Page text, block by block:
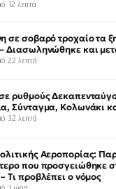
12 λεπτά
σε σοβαρό τροχαίο τα
Διασωληνώθηκε και
22 λεπτά
ρυθμούς
Σύνταγμα, Κολωνάκι
32 λεπτά
Αεροπορίας:
που προσγειώθηκε
Τι προβλέπει ο νόμος